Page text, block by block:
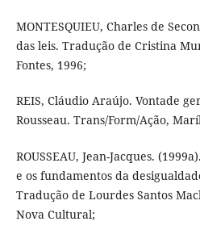
MONTESQUIEU, Charles de
das leis. Tradução de Cristina
Fontes, 1996;
REIS, Cláudio Araújo. Vontade
Rousseau. Trans/Form/Ação,
ROUSSEAU, Jean-Jacques.
e os fundamentos da
Tradução de Lourdes Santos
Nova Cultural;